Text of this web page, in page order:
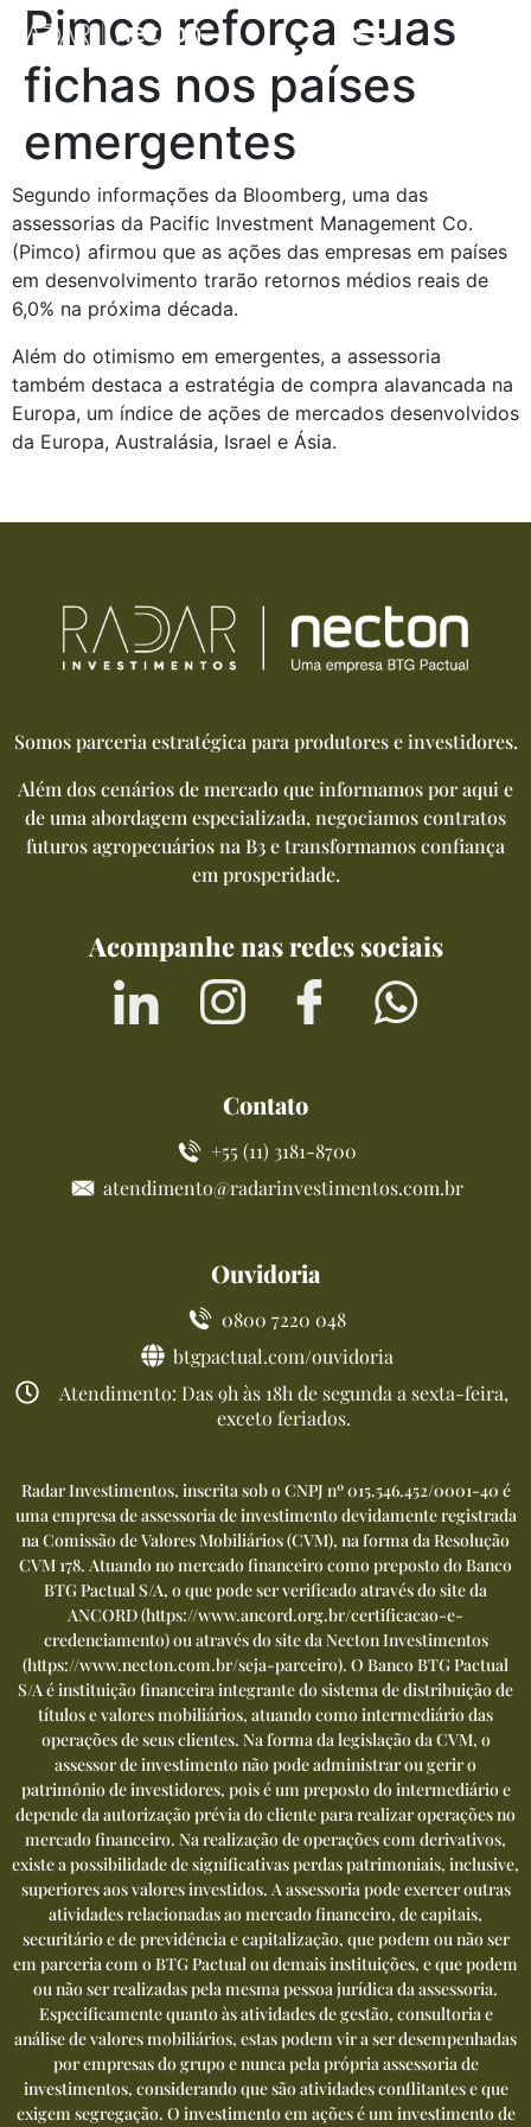
Pimco reforça suas
fichas nos países
emergentes
Segundo informações da Bloomberg, uma das
assessorias da Pacific Investment Management Co.
(Pimco) afirmou que as ações das empresas em países
em desenvolvimento trarão retornos médios reais de
6,0% na próxima década.
Além do otimismo em emergentes, a assessoria
também destaca a estratégia de compra alavancada na
Europa, um índice de ações de mercados desenvolvidos
da Europa, Australásia, Israel e Ásia.
Somos parceria estratégica para produtores e investidores.
Além dos cenários de mercado que informamos por aqui e
de uma abordagem especializada, negociamos contratos
futuros agropecuários na B3 e transformamos confiança
em prosperidade.
Acompanhe nas redes sociais
Contato
+55 (11) 3181-8700
atendimento@radarinvestimentos.com.br
Ouvidoria
0800 7220 048
btgpactual.com/ouvidoria
Atendimento: Das 9h às 18h de segunda a sexta-feira,
exceto feriados.
Radar Investimentos, inscrita sob o CNPJ nº 015.546.452/0001-40 é
uma empresa de assessoria de investimento devidamente registrada
na Comissão de Valores Mobiliários (CVM), na forma da Resolução
CVM 178. Atuando no mercado financeiro como preposto do Banco
BTG Pactual S/A, o que pode ser verificado através do site da
ANCORD (https://www.ancord.org.br/certificacao-e-
credenciamento) ou através do site da Necton Investimentos
(https://www.necton.com.br/seja-parceiro). O Banco BTG Pactual
S/A é instituição financeira integrante do sistema de distribuição de
títulos e valores mobiliários, atuando como intermediário das
operações de seus clientes. Na forma da legislação da CVM, o
assessor de investimento não pode administrar ou gerir o
patrimônio de investidores, pois é um preposto do intermediário e
depende da autorização prévia do cliente para realizar operações no
mercado financeiro. Na realização de operações com derivativos,
existe a possibilidade de significativas perdas patrimoniais, inclusive,
superiores aos valores investidos. A assessoria pode exercer outras
atividades relacionadas ao mercado financeiro, de capitais,
securitário e de previdência e capitalização, que podem ou não ser
em parceria com o BTG Pactual ou demais instituições, e que podem
ou não ser realizadas pela mesma pessoa jurídica da assessoria.
Especificamente quanto às atividades de gestão, consultoria e
análise de valores mobiliários, estas podem vir a ser desempenhadas
por empresas do grupo e nunca pela própria assessoria de
investimentos, considerando que são atividades conflitantes e que
exigem segregação. O investimento em ações é um investimento de